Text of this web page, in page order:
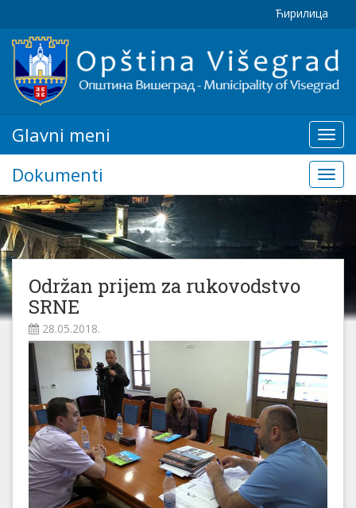
Ћирилица
Glavni
meni
Glavni meni
Dokumenti
Održan prijem za rukovodstvo
SRNE
28.05.2018.